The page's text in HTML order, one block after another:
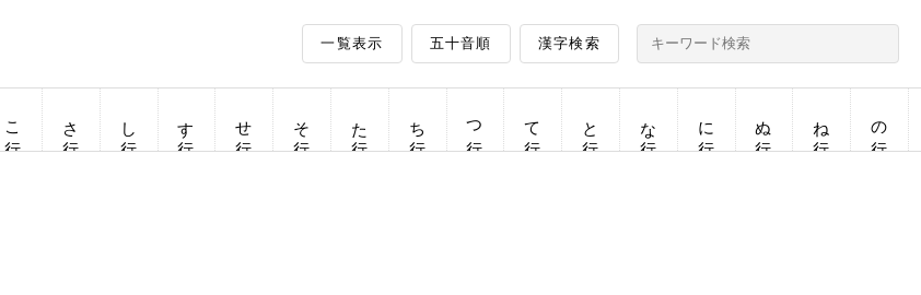
一覧表示 五十音順 漢字検索
こ行 さ行 し行 す行 せ行 そ行 た行 ち行 つ行 て行 と行 な行 に行 ぬ行 ね行 の行